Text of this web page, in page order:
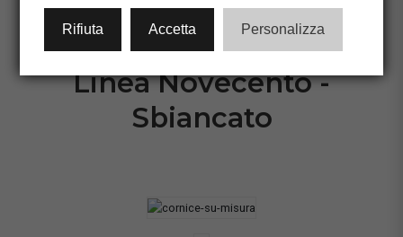
Linea Novecento -
Sbiancato
Rifiuta Accetta Personalizza